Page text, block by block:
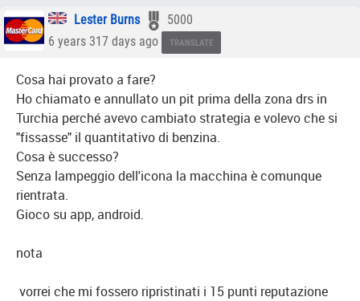
Lester Burns
5000
6 years 317 days ago
TRANSLATE
Cosa hai provato a fare?
Ho chiamato e annullato un pit prima della zona drs in
Turchia perché avevo cambiato strategia e volevo che si
"fissasse" il quantitativo di benzina.
Cosa è successo?
Senza lampeggio dell'icona la macchina è comunque
rientrata.
Gioco su app, android.
nota
vorrei che mi fossero ripristinati i 15 punti reputazione